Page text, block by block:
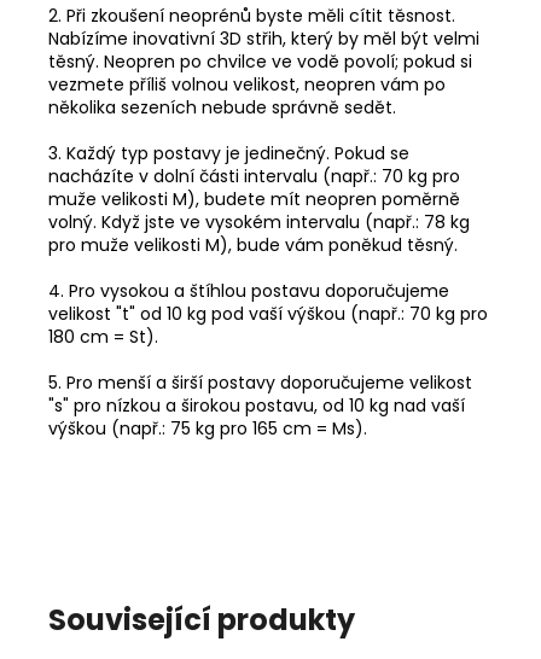
2. Při zkoušení neoprénů byste měli cítit těsnost.
Nabízíme inovativní 3D střih, který by měl být velmi
těsný. Neopren po chvilce ve vodě povolí; pokud si
vezmete příliš volnou velikost, neopren vám po
několika sezeních nebude správně sedět.
3. Každý typ postavy je jedinečný. Pokud se
nacházíte v dolní části intervalu (např.: 70 kg pro
muže velikosti M), budete mít neopren poměrně
volný. Když jste ve vysokém intervalu (např.: 78 kg
pro muže velikosti M), bude vám poněkud těsný.
4. Pro vysokou a štíhlou postavu doporučujeme
velikost "t" od 10 kg pod vaší výškou (např.: 70 kg pro
180 cm = St).
5. Pro menší a širší postavy doporučujeme velikost
"s" pro nízkou a širokou postavu, od 10 kg nad vaší
výškou (např.: 75 kg pro 165 cm = Ms).
Související produkty